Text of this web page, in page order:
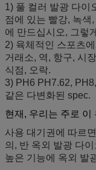
1) 풀 컬러 발광 다이
점에 있는 빨강, 녹색
에 만드십시오, 그렇
2) 육체적인 스포츠
거래소, 역, 항구, 시
식점, 오락.
3) PH6 PH7.62,
같은 다변화된 spec.
현재, 우리는 주로 이
사용 대기권에 따르
의, 반 옥외 발광 다
높은 기능에 옥외 발